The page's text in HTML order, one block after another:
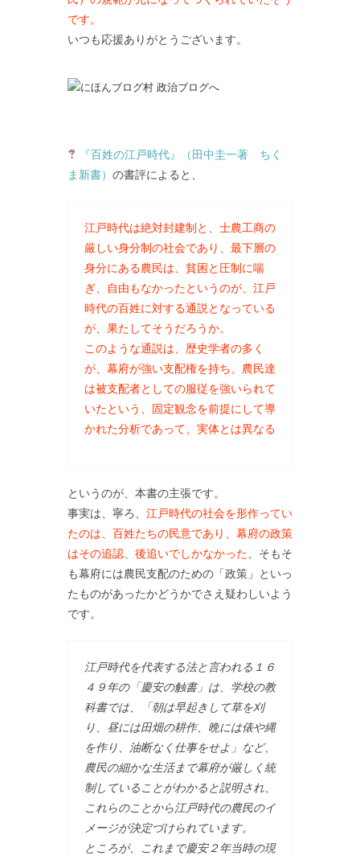
です。
いつも応援ありがとうございます。
『百姓の江戸時代』（田中圭一著 ちく
ま新書） の書評によると、
江戸時代は絶対封建制と、士農工商の
厳しい身分制の社会であり、最下層の
身分にある農民は、貧困と圧制に喘
ぎ、自由もなかったというのが、江戸
時代の百姓に対する通説となっている
が、果たしてそうだろうか。
このような通説は、歴史学者の多く
が、幕府が強い支配権を持ち、農民達
は被支配者としての服従を強いられて
いたという、固定観念を前提にして導
かれた分析であって、実体とは異なる
というのが、本書の主張です。
事実は、寧ろ、 江戸時代の社会を形作ってい
たのは、百姓たちの民意であり、幕府の政策
はその追認、後追いでしかなかった 、そもそ
も幕府には農民支配のための「政策」といっ
たものがあったかどうかでさえ疑わしいよう
です。
江戸時代を代表する法と言われる１６
４９年の「慶安の触書」は、学校の教
科書では、「朝は早起きして草を刈
り、昼には田畑の耕作、晩には俵や縄
を作り、油断なく仕事をせよ」など、
農民の細かな生活まで幕府が厳しく統
制していることがわかると説明され、
これらのことから江戸時代の農民のイ
メージが決定づけられています。
ところが、これまで慶安２年当時の現